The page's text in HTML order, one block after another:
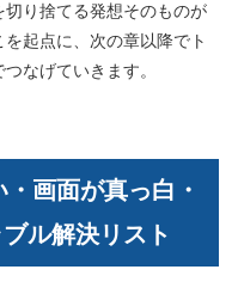
り捨てる発想そのものが
起点に、次の章以降でト
なげていきます。
画面が真っ白・
ル解決リスト